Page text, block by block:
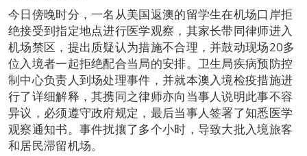
今日傍晚时分，一名从美国返澳的留学生在机场口岸拒
绝接受到指定地点进行医学观察，其家长带同律师进入
机场禁区，提出质疑认为措施不合理，并鼓动现场20多
位入境者一起拒绝配合当局的安排。卫生局疾病预防控
制中心负责人到场处理事件，并就本澳入境检疫措施进
行了详细解释，其携同之律师亦向当事人说明此事不容
异议，必须遵守政府规定，最后当事人签署了知悉医学
观察通知书。事件扰攘了多个小时，导致大批入境旅客
和居民滞留机场。